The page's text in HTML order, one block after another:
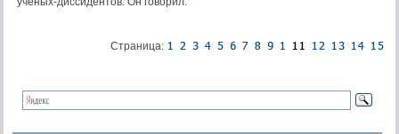
Страница: